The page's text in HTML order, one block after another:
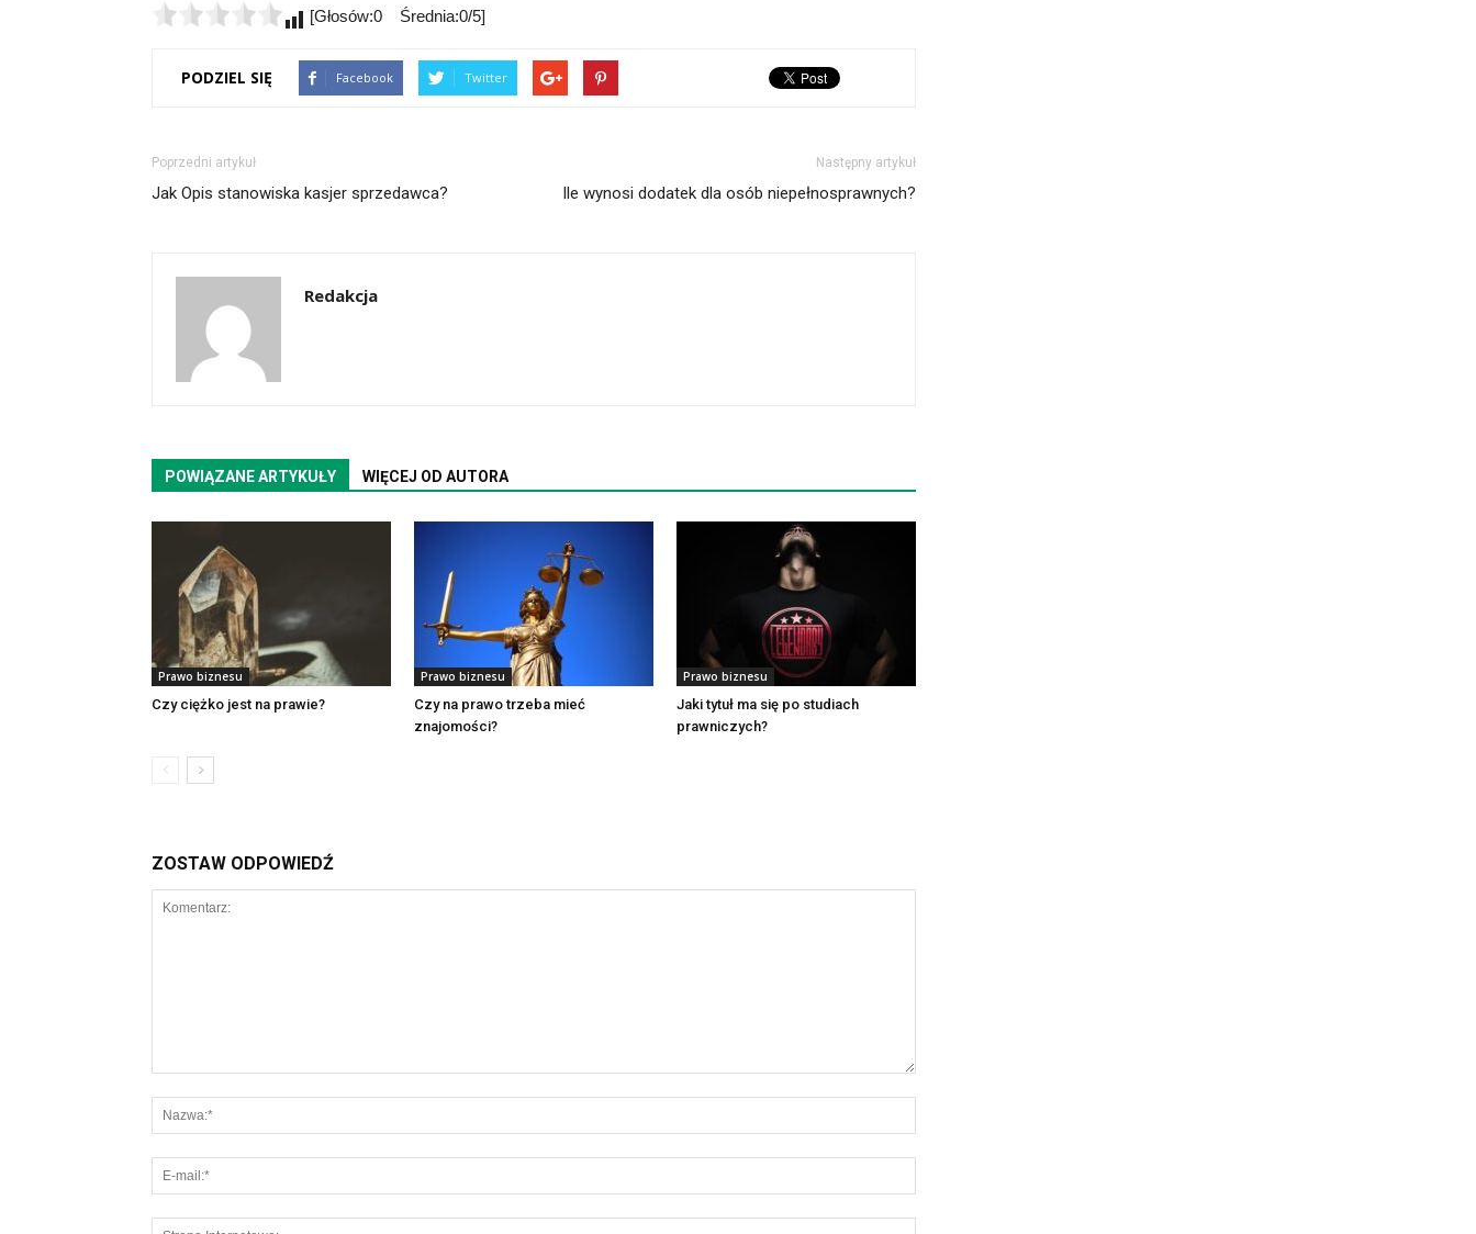
[Głosów:0 Średnia:0/5]
PODZIEL SIĘ Facebook Twitter
Poprzedni artykuł
Jak Opis stanowiska kasjer sprzedawca?
Następny artykuł
Ile wynosi dodatek dla osób niepełnosprawnych?
Redakcja
POWIĄZANE ARTYKUŁY WIĘCEJ OD AUTORA
Prawo biznesu
Czy ciężko jest na prawie?
Prawo biznesu
Czy na prawo trzeba mieć
znajomości?
Prawo biznesu
Jaki tytuł ma się po studiach
prawniczych?
ZOSTAW ODPOWIEDŹ